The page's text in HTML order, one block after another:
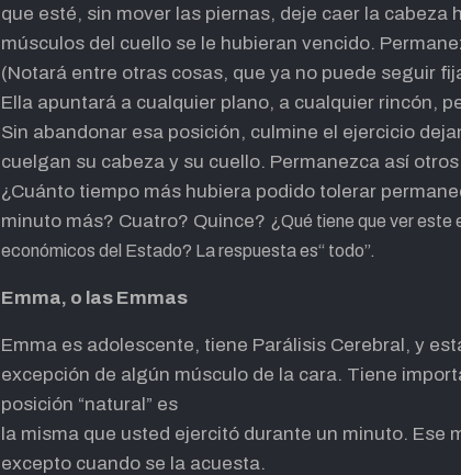
que esté, sin mover las piernas, deje caer la cabeza
músculos del cuello se le hubieran vencido.
(Notará entre otras cosas, que ya no puede seguir
Ella apuntará a cualquier plano, a cualquier rincón,
Sin abandonar esa posición, culmine el ejercicio
cuelgan su cabeza y su cuello. Permanezca así
¿Cuánto tiempo más hubiera podido tolerar
minuto más? Cuatro? Quince? ¿Qué tiene que ver este
económicos del Estado? La respuesta es“ todo”.
Emma, o las Emmas
Emma es adolescente, tiene Parálisis Cerebral, y
excepción de algún músculo de la cara. Tiene
posición “natural” es
la misma que usted ejercitó durante un minuto. Ese
excepto cuando se la acuesta.